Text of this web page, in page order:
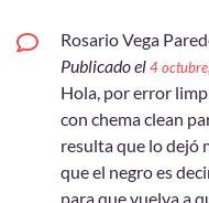
Rosario Vega
Publicado el4
Hola, por error
con chema clean
resulta que lo dejó
que el negro es
para que vuelva a